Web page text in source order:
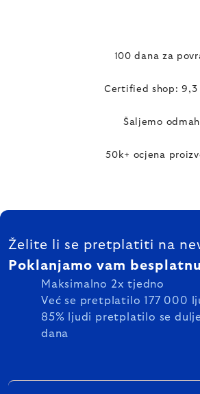
100 dana za
Certified shop: 9,3
Šaljemo odmah
50k+ ocjena
FOOTER
Želite li se pretplatiti na
Poklanjamo vam
Maksimalno 2x tjedno
Već se pretplatilo 177 000
85% ljudi pretplatilo se
dana